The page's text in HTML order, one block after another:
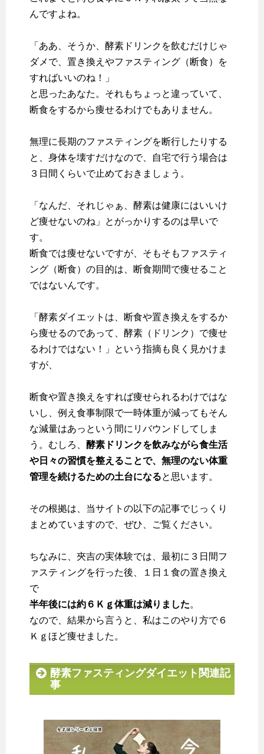
んですよね。
「ああ、そうか、酵素ドリンクを飲むだけじゃ
ダメで、置き換えやファスティング（断食）を
すればいいのね！」
と思ったあなた。それもちょっと違っていて、
断食をするから痩せるわけでもありません。
無理に長期のファスティングを断行したりする
と、身体を壊すだけなので、自宅で行う場合は
３日間くらいで止めておきましょう。
「なんだ、それじゃぁ、酵素は健康にはいいけ
ど痩せないのね」とがっかりするのは早いで
す。
断食では痩せないですが、そもそもファスティ
ング（断食）の目的は、断食期間で痩せること
ではないんです。
「酵素ダイエットは、断食や置き換えをするか
ら痩せるのであって、酵素（ドリンク）で痩せ
るわけではない！」という指摘も良く見かけま
すが、
断食や置き換えをすれば痩せられるわけではな
いし、例え食事制限で一時体重が減ってもそん
な減量はあっという間にリバウンドしてしま
う。むしろ、 酵素ドリンクを飲みながら食生活
や日々の習慣を整えることで、無理のない体重
管理を続けるための土台になると思います。
その根拠は、当サイトの以下の記事でじっくり
まとめていますので、ぜひ、ご覧ください。
ちなみに、夾吉の実体験では、最初に３日間フ
ァスティングを行った後、１日１食の置き換え
で
半年後には約６Ｋｇ体重は減りました。
なので、結果から言うと、私はこのやり方で６
Ｋｇほど痩せました。
酵素ファスティングダイエット関連記
事